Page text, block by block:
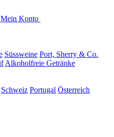
Mein Konto
Süssweine Port, Sherry & Co.
Alkoholfreie Getränke
Schweiz Portugal Österreich